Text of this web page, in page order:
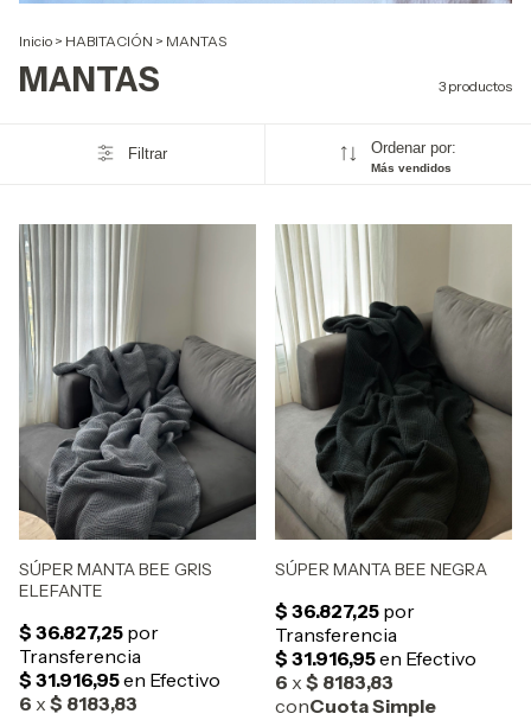
Inicio > HABITACIÓN > MANTAS
MANTAS 3 productos
Filtrar Ordenar por:
Más vendidos
SÚPER MANTA BEE GRIS
ELEFANTE
SÚPER MANTA BEE NEGRA